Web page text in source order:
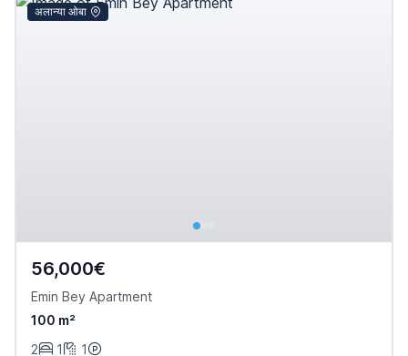
अलान्या ओबा
56,000€
Emin Bey Apartment
100 m²
2
1 1